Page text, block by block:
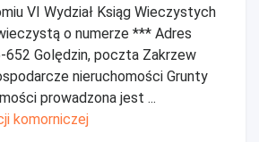
VI Wydział Ksiąg Wieczystych
o numerze *** Adres
652 Golędzin, poczta Zakrzew
nieruchomości Grunty
prowadzona jest ...
komorniczej